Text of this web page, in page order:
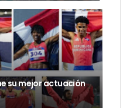
su mejor actuación